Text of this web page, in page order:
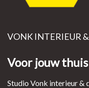
VONK INTERIEUR
Voor jouw thuis
Studio Vonk interieur &